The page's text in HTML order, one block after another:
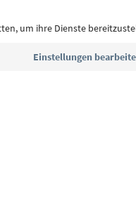
E-Mail Adresse